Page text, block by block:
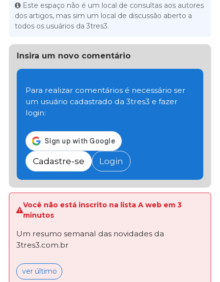
Este espaço não é um local de consultas aos autores
dos artigos, mas sim um local de discussão aberto a
todos os usuários da 3tres3.
Insira um novo comentário
Para realizar comentários é necessário ser
um usuário cadastrado da 3tres3 e fazer
login:
Cadastre-se Login
Você não está inscrito na lista A web em 3
minutos
Um resumo semanal das novidades da
3tres3.com.br
ver último